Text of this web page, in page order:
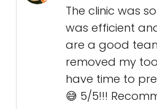
The clinic was
was efficient
are a good
removed my
have time to
😅 5/5!!!